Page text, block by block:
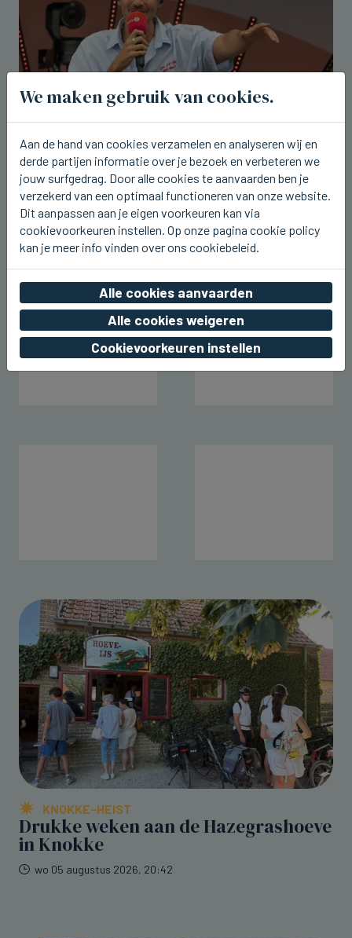
WESTENDE
Aaron Blommaert komt nu zaterdag
naar Joe Paradice Beach
wo 05 augustus 2026, 20:49
KNOKKE-HEIST
Drukke weken aan de Hazegrashoeve
in Knokke
wo 05 augustus 2026, 20:42
We maken gebruik van cookies.
Aan de hand van cookies verzamelen en analyseren wij en
derde partijen informatie over je bezoek en verbeteren we
jouw surfgedrag. Door alle cookies te aanvaarden ben je
verzekerd van een optimaal functioneren van onze website.
Dit aanpassen aan je eigen voorkeuren kan via
cookievoorkeuren instellen. Op onze pagina cookie policy
kan je meer info vinden over ons cookiebeleid.
Alle cookies aanvaarden
Alle cookies weigeren
Cookievoorkeuren instellen